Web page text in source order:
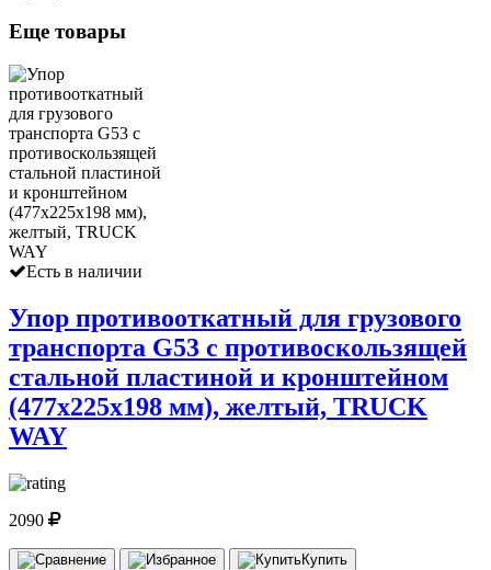
Еще товары
Есть в наличии
Упор противооткатный для грузового
транспорта G53 с противоскользящей
стальной пластиной и кронштейном
(477х225х198 мм), желтый, TRUCK
WAY
2090
Купить